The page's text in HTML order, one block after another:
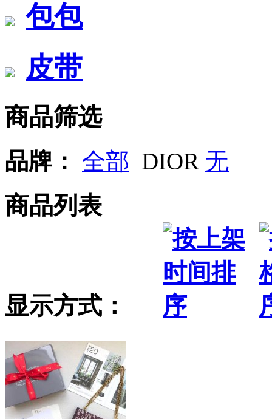
包包
皮带
商品筛选
品牌： 全部 DIOR 无
商品列表
显示方式：